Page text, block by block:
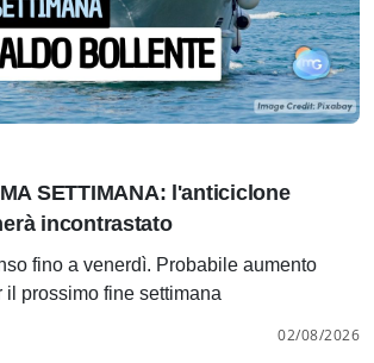
SETTIMANA: l'anticiclone
incontrastato
fino a venerdì. Probabile aumento
prossimo fine settimana
02/08/2026